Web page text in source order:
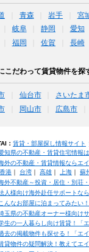
青森 岩手 宮
岐阜 静岡 愛知
福岡 佐賀 長崎
こだわって賃貸物件を探
仙台市 さいたま
岡山市 広島市
： 賃貸・部屋探し情報サイト
知県の不動産・賃貸住宅情報
外の不動産・賃貸情報ならエ
香港｜ 台湾｜ 高雄｜ 上海｜ 蘇
外不動産～投資・居住・別荘
人様向け海外赴任サポートな
こんなお部屋に泊まってみたい
玉県の不動産オーナー様向け
生の一人暮らし向け賃貸！「
去の掲載物件も探せる！「エ
貸物件の疑問解決！教えてエ